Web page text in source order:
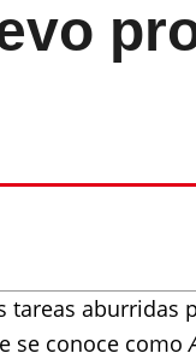
aburridas
se conoce como